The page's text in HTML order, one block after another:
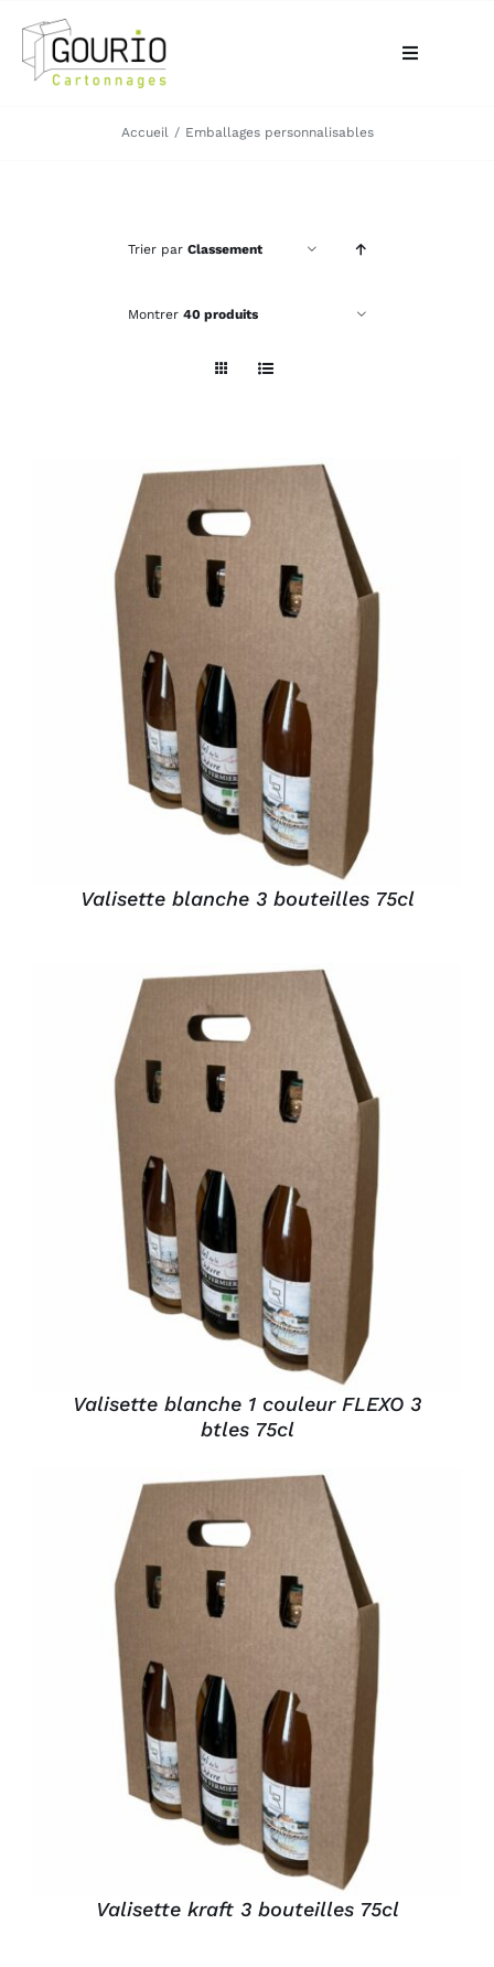
contenu
Toggle
VOTRE BESOIN
Accueil Emballages personnalisables
Trier par Classement
Montrer 40 produits
DÉTAILS
Valisette blanche 3 bouteilles 75cl
DÉTAILS
Valisette blanche 1 couleur FLEXO 3
btles 75cl
DÉTAILS
Valisette kraft 3 bouteilles 75cl